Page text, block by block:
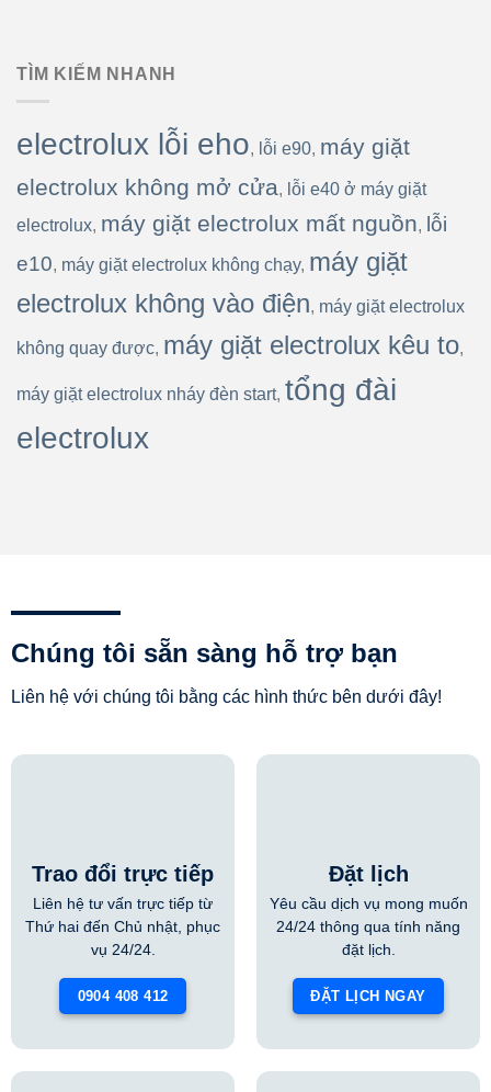
TÌM KIẾM NHANH
electrolux lỗi eho, lỗi e90, máy giặt
electrolux không mở cửa, lỗi e40 ở máy giặt
electrolux, máy giặt electrolux mất nguồn, lỗi
e10, máy giặt electrolux không chạy, máy giặt
electrolux không vào điện, máy giặt electrolux
không quay được, máy giặt electrolux kêu to,
máy giặt electrolux nháy đèn start, tổng đài
electrolux
Chúng tôi sẵn sàng hỗ trợ bạn
Liên hệ với chúng tôi bằng các hình thức bên dưới đây!
Trao đổi trực tiếp
Liên hệ tư vấn trực tiếp từ
Thứ hai đến Chủ nhật, phục
vụ 24/24.
0904 408 412
Đặt lịch
Yêu cầu dịch vụ mong muốn
24/24 thông qua tính năng
đặt lịch.
ĐẶT LỊCH NGAY